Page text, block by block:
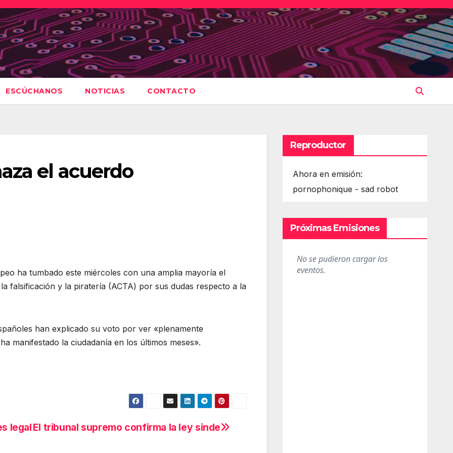
ESCÚCHANOS NOTICIAS CONTACTO
el acuerdo
ha tumbado este miércoles con una amplia mayoría el
falsificación y la piratería (ACTA) por sus dudas respecto a la
han explicado su voto por ver «plenamente
manifestado la ciudadanía en los últimos meses».
El tribunal supremo confirma la ley sinde
legal
Reproductor
Ahora en emisión:
pornophonique - sad robot
Próximas Emisiones